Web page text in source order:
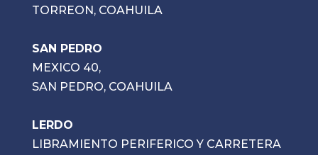
TORREON, COAHUILA
SAN PEDRO
MEXICO 40,
SAN PEDRO, COAHUILA
LERDO
LIBRAMIENTO PERIFERICO Y CARRETERA